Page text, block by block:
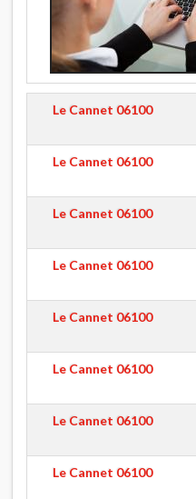
Le Cannet 06100
Le Cannet 06100
Le Cannet 06100
Le Cannet 06100
Le Cannet 06100
Le Cannet 06100
Le Cannet 06100
Le Cannet 06100